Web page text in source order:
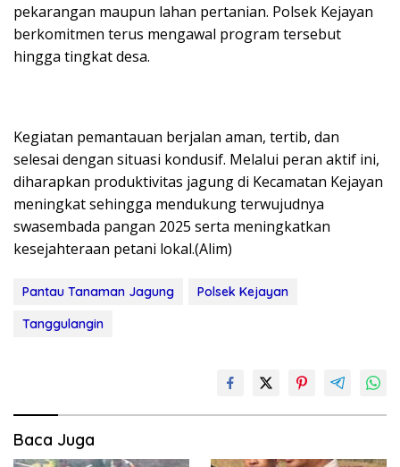
pekarangan maupun lahan pertanian. Polsek Kejayan
berkomitmen terus mengawal program tersebut
hingga tingkat desa.
Kegiatan pemantauan berjalan aman, tertib, dan
selesai dengan situasi kondusif. Melalui peran aktif ini,
diharapkan produktivitas jagung di Kecamatan Kejayan
meningkat sehingga mendukung terwujudnya
swasembada pangan 2025 serta meningkatkan
kesejahteraan petani lokal.(Alim)
Pantau Tanaman Jagung
Polsek Kejayan
Tanggulangin
Baca Juga